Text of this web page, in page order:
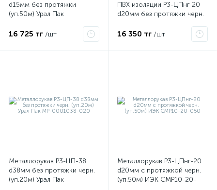
d15мм без протяжки
(уп.50м) Урал Пак
16 725 тг /шт
ПВХ изоляции Р3-ЦПнг 20
d20мм без протяжки черн.
16 350 тг /шт
Металлорукав Р3-ЦП-38
d38мм без протяжки черн.
(уп.20м) Урал Пак
Металлорукав Р3-ЦПнг-20
d20мм с протяжкой черн.
(уп.50м) ИЭК CMP10-20-